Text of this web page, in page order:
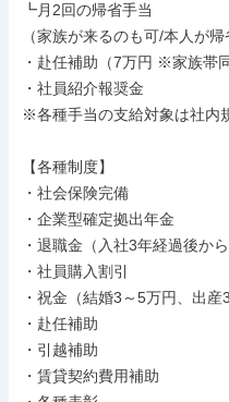
┗月2回の帰省手当
（家族が来るのも可/本人が
・赴任補助（7万円 ※家族帯
・社員紹介報奨金
※各種手当の支給対象は社内
【各種制度】
・社会保険完備
・企業型確定拠出年金
・退職金（入社3年経過後から
・社員購入割引
・祝金（結婚3～5万円、出産3
・赴任補助
・引越補助
・賃貸契約費用補助